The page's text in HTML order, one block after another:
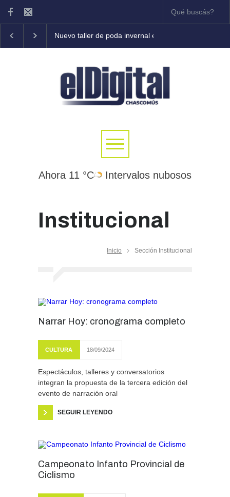
Nuevo taller de poda invernal en frutales
Ahora 11 °C Intervalos nubosos
Institucional
Inicio Sección Institucional
Narrar Hoy: cronograma completo
CULTURA 18/09/2024
Espectáculos, talleres y conversatorios
integran la propuesta de la tercera edición del
evento de narración oral
SEGUIR LEYENDO
Campeonato Infanto Provincial de
Ciclismo